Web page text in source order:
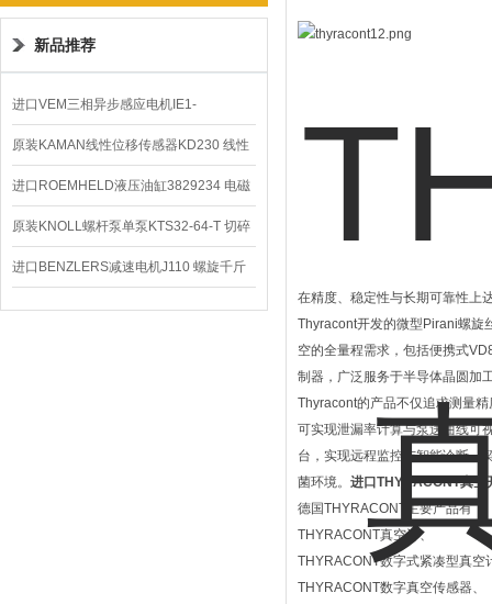
新品推荐
进口VEM三相异步感应电机IE1-
K21R80G4马达
原装KAMAN线性位移传感器KD230 线性
编码器
进口ROEMHELD液压油缸3829234 电磁
阀定位器
原装KNOLL螺杆泵单泵KTS32-64-T 切碎
排屑机
进口BENZLERS减速电机J110 螺旋千斤
顶BD-58
在精度、稳定性与长期可靠性上
Thyracont开发的微型Pirani螺旋
空的全量程需求，包括便携式
制器，广泛服务于半导体晶圆加
Thyracont的产品不仅追求测量
可实现泄漏率计算与泵送曲线可
台，实现远程监控与智能诊断，
菌环境。 进口THYRACONT真空
德国THYRACONT主要产品有：
THYRACONT真空计、
THYRACONT数字式紧凑型真空
THYRACONT数字真空传感器、